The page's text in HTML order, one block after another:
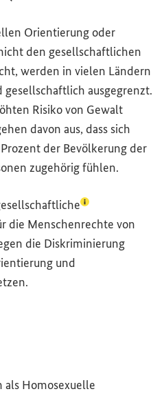
Orientierung oder
den gesellschaftlichen
werden in vielen Ländern
ausgegrenzt.
Risiko von Gewalt
davon aus, dass sich
der Bevölkerung der
zugehörig fühlen.
(Lexikon-
die Menschenrechte von
die Diskriminierung
und
als Homosexuelle